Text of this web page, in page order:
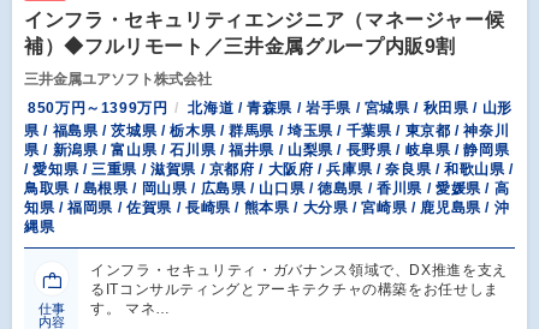
インフラ・セキュリティエンジニア（マネージャー候
補）◆フルリモート／三井金属グループ内販9割
三井金属ユアソフト株式会社
850万円～1399万円
北海道 / 青森県 / 岩手県 / 宮城県 / 秋田県 / 山形
県 / 福島県 / 茨城県 / 栃木県 / 群馬県 / 埼玉県 / 千葉県 / 東京都 / 神奈川
県 / 新潟県 / 富山県 / 石川県 / 福井県 / 山梨県 / 長野県 / 岐阜県 / 静岡県
/ 愛知県 / 三重県 / 滋賀県 / 京都府 / 大阪府 / 兵庫県 / 奈良県 / 和歌山県 /
鳥取県 / 島根県 / 岡山県 / 広島県 / 山口県 / 徳島県 / 香川県 / 愛媛県 / 高
知県 / 福岡県 / 佐賀県 / 長崎県 / 熊本県 / 大分県 / 宮崎県 / 鹿児島県 / 沖
縄県
仕事
内容
インフラ・セキュリティ・ガバナンス領域で、DX推進を支え
るITコンサルティングとアーキテクチャの構築をお任せしま
す。 マネ…